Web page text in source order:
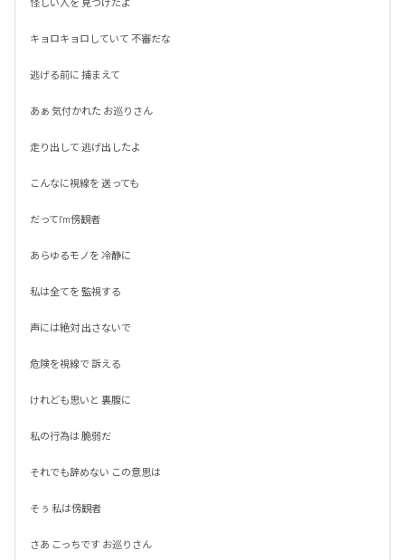
キョロキョロしていて 不審だな
逃げる前に 捕まえて
あぁ 気付かれた お巡りさん
走り出して 逃げ出したよ
こんなに視線を 送っても
だってI'm傍観者
あらゆるモノを 冷静に
私は全てを 監視する
声には絶対 出さないで
危険を視線で 訴える
けれども思いと 裏腹に
私の行為は 脆弱だ
それでも辞めない この意思は
そぅ 私は傍観者
さあ こっちです お巡りさん